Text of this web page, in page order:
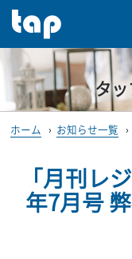
タ
ホーム › お知らせ一覧 ›
「月刊レ
年7月号